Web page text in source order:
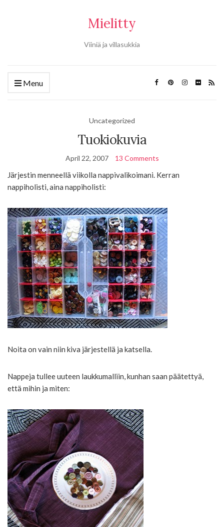
Mielitty
Viiniä ja villasukkia
Menu
Uncategorized
Tuokiokuvia
April 22, 2007 13 Comments
Järjestin menneellä viikolla nappivalikoimani. Kerran
nappiholisti, aina nappiholisti:
Noita on vain niin kiva järjestellä ja katsella.
Nappeja tullee uuteen laukkumalliin, kunhan saan päätettyä,
että mihin ja miten: